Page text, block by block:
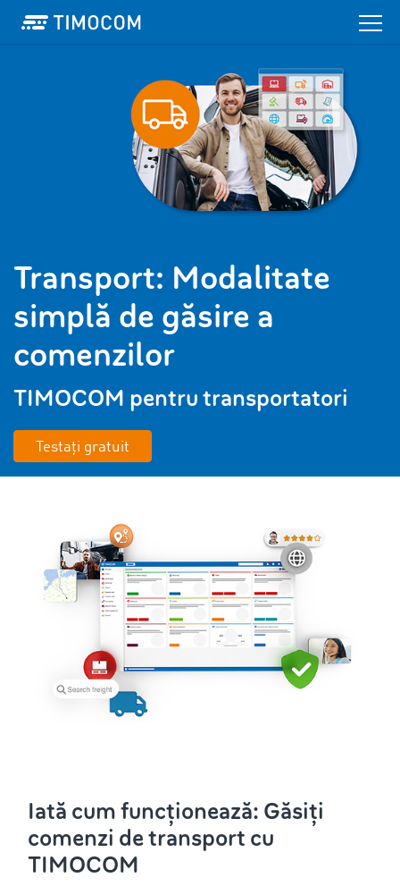
Transport: Modalitate
simplă de găsire a
comenzilor
TIMOCOM pentru transportatori
Testați gratuit
Iată cum funcționează: Găsiți
comenzi de transport cu
TIMOCOM